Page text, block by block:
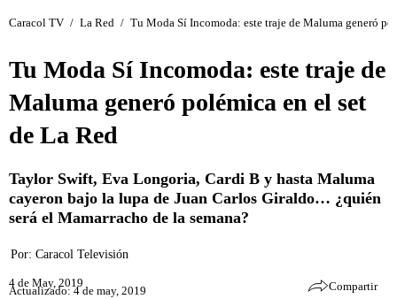
Caracol TV / La Red / Tu Moda Sí Incomoda: este traje de Maluma generó
Tu Moda Sí Incomoda: este traje de
Maluma generó polémica en el set
de La Red
Taylor Swift, Eva Longoria, Cardi B y hasta Maluma
cayeron bajo la lupa de Juan Carlos Giraldo… ¿quién
será el Mamarracho de la semana?
Por: Caracol Televisión
4 de May, 2019
Actualizado: 4 de may, 2019 Compartir